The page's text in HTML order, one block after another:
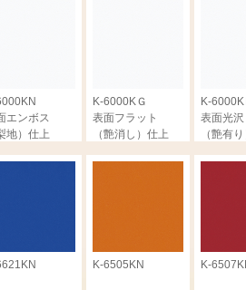
エンボス
地）仕上
K-6000KＧ
表面フラット
（艶消し）仕上
K-6000K
表面光沢
（艶有
K-6505KN K-